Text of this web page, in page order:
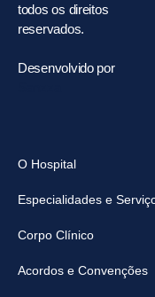
todos os direitos
reservados.
Desenvolvido por
O Hospital
Especialidades e
Corpo Clínico
Acordos e Convenções